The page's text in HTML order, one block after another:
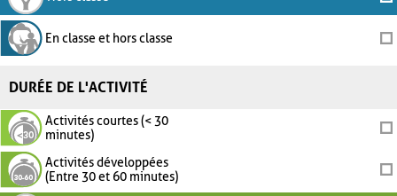
En classe et hors classe
DURÉE DE L'ACTIVITÉ
Activités courtes (< 30
minutes)
Activités développées
(Entre 30 et 60 minutes)